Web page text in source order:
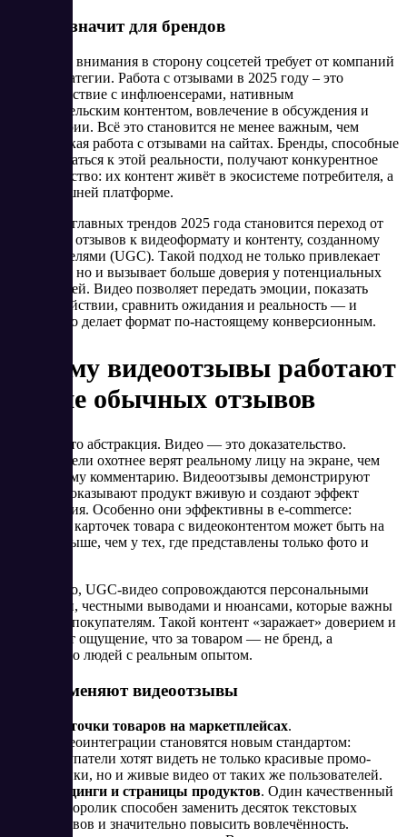
Что это значит для брендов
Смещение внимания в сторону соцсетей требует от компаний
новой стратегии. Работа с отзывами в 2025 году – это
взаимодействие с инфлюенсерами, нативным
пользовательским контентом, вовлечение в обсуждения и
комментарии. Всё это становится не менее важным, чем
классическая работа с отзывами на сайтах. Бренды, способные
адаптироваться к этой реальности, получают конкурентное
преимущество: их контент живёт в экосистеме потребителя, а
не на внешней платформе.
Одним из главных трендов 2025 года становится переход от
текстовых отзывов к видеоформату и контенту, созданному
пользователями (UGC). Такой подход не только привлекает
внимание, но и вызывает больше доверия у потенциальных
покупателей. Видео позволяет передать эмоции, показать
товар в действии, сравнить ожидания и реальность — и
именно это делает формат по-настоящему конверсионным.
Почему видеоотзывы работают
лучше обычных отзывов
Текст — это абстракция. Видео — это доказательство.
Пользователи охотнее верят реальному лицу на экране, чем
анонимному комментарию. Видеоотзывы демонстрируют
эмоции, показывают продукт вживую и создают эффект
присутствия. Особенно они эффективны в e-commerce:
конверсия карточек товара с видеоконтентом может быть на
30–70 % выше, чем у тех, где представлены только фото и
Кроме того, UGC-видео сопровождаются персональными
историями, честными выводами и нюансами, которые важны
реальным покупателям. Такой контент «заражает» доверием и
формирует ощущение, что за товаром — не бренд, а
сообщество людей с реальным опытом.
Где применяют видеоотзывы
Карточки товаров на маркетплейсах.
Видеоинтеграции становятся новым стандартом:
покупатели хотят видеть не только красивые промо-
ролики, но и живые видео от таких же пользователей.
Лендинги и страницы продуктов. Один качественный
видеоролик способен заменить десяток текстовых
отзывов и значительно повысить вовлечённость.